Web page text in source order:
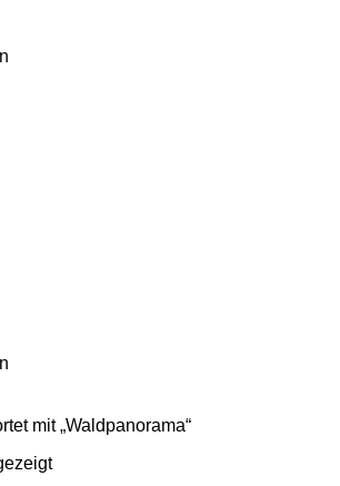
mit „Waldpanorama“